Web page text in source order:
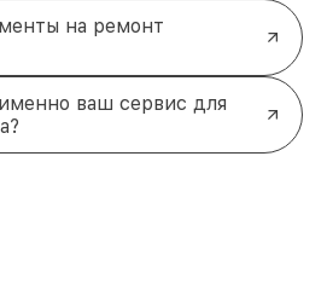
Мы всегда рады помочь!
на ремонт
ваш сервис для